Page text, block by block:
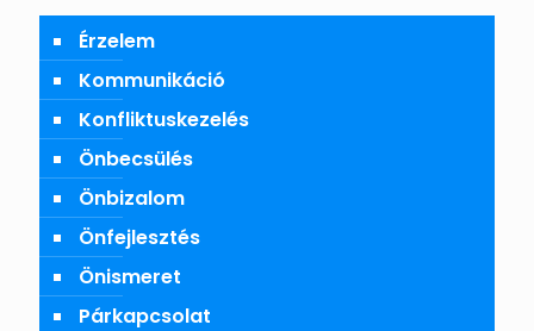
Érzelem
Kommunikáció
Konfliktuskezelés
Önbecsülés
Önbizalom
Önfejlesztés
Önismeret
Párkapcsolat